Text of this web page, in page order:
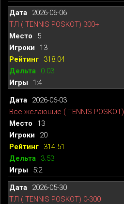
2026-06-06
ТЛ ( TENNIS POSKOT) 300+
5
13
318.04
0.03
1:4
2026-06-03
Все желающие ( TENNIS POSKOT)
13
20
314.51
3.53
5:2
2026-05-30
ТЛ ( TENNIS POSKOT) 0-300